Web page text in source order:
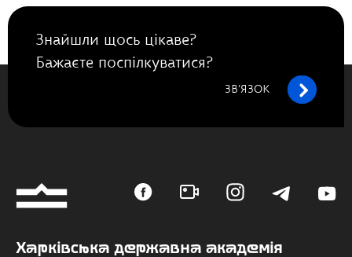
Знайшли щось цікаве?
Бажаєте поспілкуватися?
ЗВ’ЯЗОК
Харківська державна академія